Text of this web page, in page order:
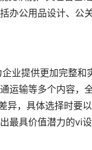
公用品设计、公
业提供更加完整和
运输等多个内容，
，具体选择时要
最具价值潜力的vi设